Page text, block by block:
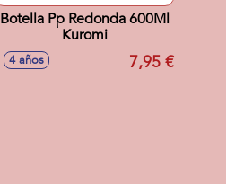
Botella Pp Redonda 600Ml
Kuromi
4 años 7,95 €